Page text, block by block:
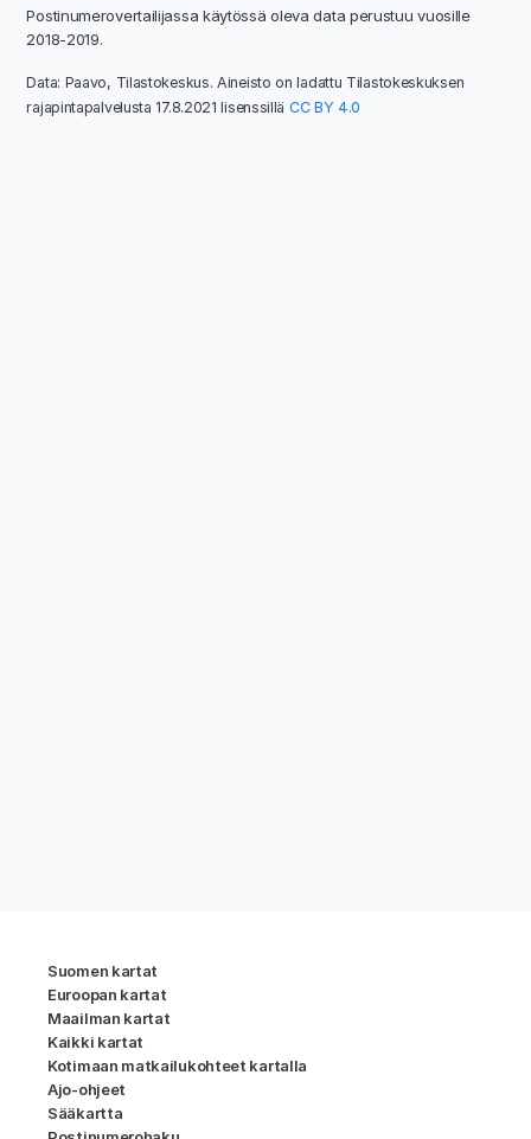
Postinumerovertailijassa käytössä oleva data perustuu vuosille
2018-2019.
Data: Paavo, Tilastokeskus. Aineisto on ladattu Tilastokeskuksen
rajapintapalvelusta 17.8.2021 lisenssillä CC BY 4.0
Suomen kartat
Euroopan kartat
Maailman kartat
Kaikki kartat
Kotimaan matkailukohteet kartalla
Ajo-ohjeet
Sääkartta